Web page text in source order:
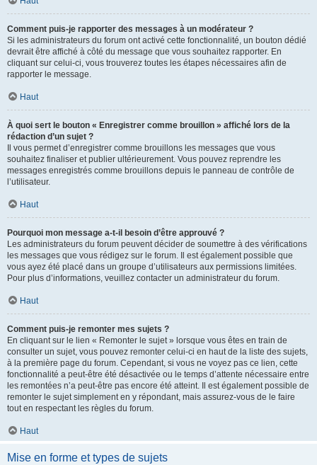
Comment puis-je rapporter des messages à un modérateur ?
Si les administrateurs du forum ont activé cette fonctionnalité, un bouton dédié
devrait être affiché à côté du message que vous souhaitez rapporter. En
cliquant sur celui-ci, vous trouverez toutes les étapes nécessaires afin de
rapporter le message.
Haut
À quoi sert le bouton « Enregistrer comme brouillon » affiché lors de la
rédaction d’un sujet ?
Il vous permet d’enregistrer comme brouillons les messages que vous
souhaitez finaliser et publier ultérieurement. Vous pouvez reprendre les
messages enregistrés comme brouillons depuis le panneau de contrôle de
l’utilisateur.
Haut
Pourquoi mon message a-t-il besoin d’être approuvé ?
Les administrateurs du forum peuvent décider de soumettre à des vérifications
les messages que vous rédigez sur le forum. Il est également possible que
vous ayez été placé dans un groupe d’utilisateurs aux permissions limitées.
Pour plus d’informations, veuillez contacter un administrateur du forum.
Haut
Comment puis-je remonter mes sujets ?
En cliquant sur le lien « Remonter le sujet » lorsque vous êtes en train de
consulter un sujet, vous pouvez remonter celui-ci en haut de la liste des sujets,
à la première page du forum. Cependant, si vous ne voyez pas ce lien, cette
fonctionnalité a peut-être été désactivée ou le temps d’attente nécessaire entre
les remontées n’a peut-être pas encore été atteint. Il est également possible de
remonter le sujet simplement en y répondant, mais assurez-vous de le faire
tout en respectant les règles du forum.
Haut
Mise en forme et types de sujets